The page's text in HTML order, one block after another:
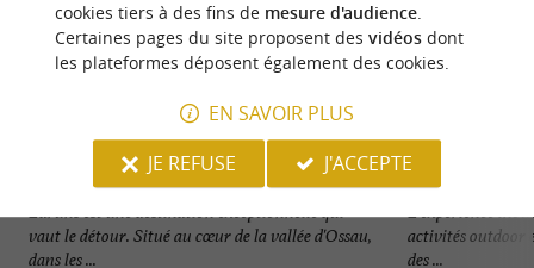
vaut le détour. Situé au cœur de la vallée d'Ossau,
dans les ...
Station Artouste
activités outdoor
des ...
cookies tiers à des fins de mesure d'audience.
Certaines pages du site proposent des vidéosdont
les plateformes déposent également des cookies.
EN SAVOIR PLUS
JE REFUSE
J'ACCEPTE